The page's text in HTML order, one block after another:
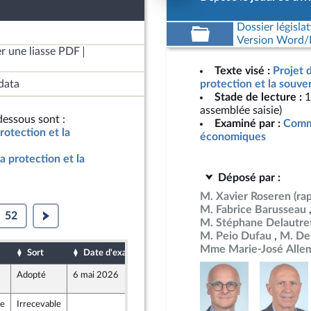
une liasse PDF
sont :
et la
protection et la
52
Sort Date d'examen Date de dépôt
durable et de l'aménagement du territoire
de la commission du développement durable et de l'aménagement du territoire
Adopté 6 mai 2026 30 avril 2026
Irrecevable
Dossier
Version
Texte visé : Projet
protection et la
Stade de lecture :
assemblée saisie)
Examiné par :
économiques
Déposé par :
M. Xavier Roseren
M. Fabrice Barusseau
M. Stéphane
M. Peio Dufau
M.
Mme Marie-José